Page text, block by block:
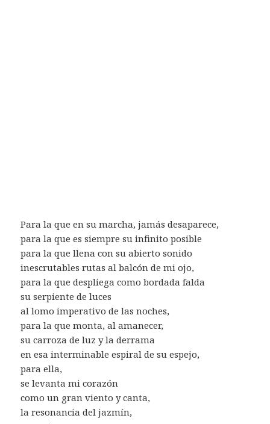
Para la que en su marcha, jamás desaparece,
para la que es siempre su infinito posible
para la que llena con su abierto sonido
inescrutables rutas al balcón de mi ojo,
para la que despliega como bordada falda
su serpiente de luces
al lomo imperativo de las noches,
para la que monta, al amanecer,
su carroza de luz y la derrama
en esa interminable espiral de su espejo,
para ella,
se levanta mi corazón
como un gran viento y canta,
la resonancia del jazmín,